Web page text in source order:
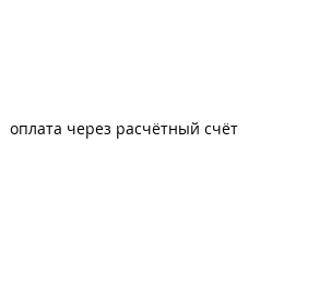
оплата через расчётный счёт